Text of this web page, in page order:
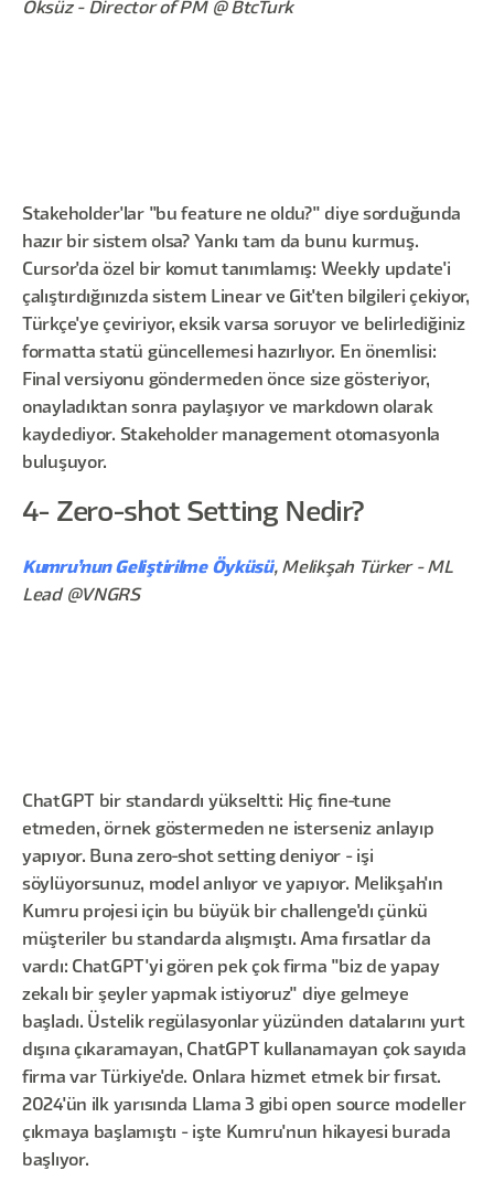
Öksüz - Director of PM @ BtcTurk
Stakeholder'lar "bu feature ne oldu?" diye sorduğunda
hazır bir sistem olsa? Yankı tam da bunu kurmuş.
Cursor'da özel bir komut tanımlamış: Weekly update'i
çalıştırdığınızda sistem Linear ve Git'ten bilgileri çekiyor,
Türkçe'ye çeviriyor, eksik varsa soruyor ve belirlediğiniz
formatta statü güncellemesi hazırlıyor. En önemlisi:
Final versiyonu göndermeden önce size gösteriyor,
onayladıktan sonra paylaşıyor ve markdown olarak
kaydediyor. Stakeholder management otomasyonla
buluşuyor.
4- Zero-shot Setting Nedir?
Kumru’nun Geliştirilme Öyküsü, Melikşah Türker - ML
Lead @VNGRS
ChatGPT bir standardı yükseltti: Hiç fine-tune
etmeden, örnek göstermeden ne isterseniz anlayıp
yapıyor. Buna zero-shot setting deniyor - işi
söylüyorsunuz, model anlıyor ve yapıyor. Melikşah'ın
Kumru projesi için bu büyük bir challenge'dı çünkü
müşteriler bu standarda alışmıştı. Ama fırsatlar da
vardı: ChatGPT'yi gören pek çok firma "biz de yapay
zekalı bir şeyler yapmak istiyoruz" diye gelmeye
başladı. Üstelik regülasyonlar yüzünden datalarını yurt
dışına çıkaramayan, ChatGPT kullanamayan çok sayıda
firma var Türkiye'de. Onlara hizmet etmek bir fırsat.
2024'ün ilk yarısında Llama 3 gibi open source modeller
çıkmaya başlamıştı - işte Kumru'nun hikayesi burada
başlıyor.